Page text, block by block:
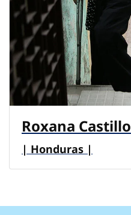
Roxana Castillo
| Honduras |